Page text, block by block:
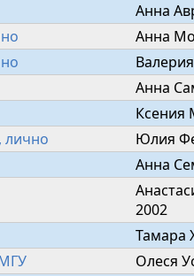
Анна
Анна
Анна
Ксения
лично
Юлия
Анна
2002
Тамара
Олеся